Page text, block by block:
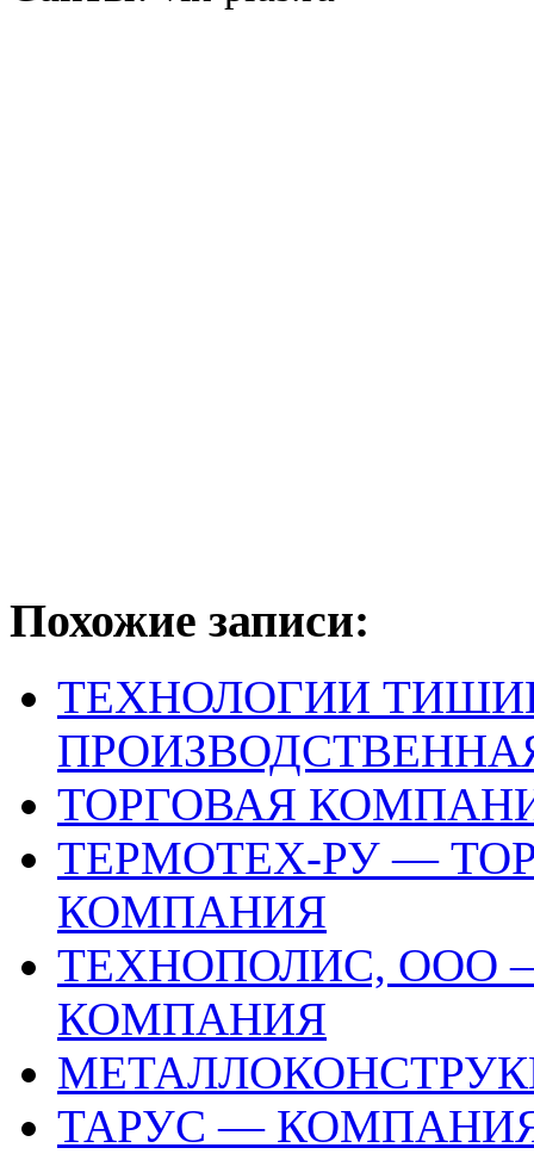
Похожие записи:
ТЕХНОЛОГИИ
ТОРГОВАЯ
ТЕРМОТЕХ-РУ —
КОМПАНИЯ
ТЕХНОПОЛИС, ООО
КОМПАНИЯ
ТАРУС —